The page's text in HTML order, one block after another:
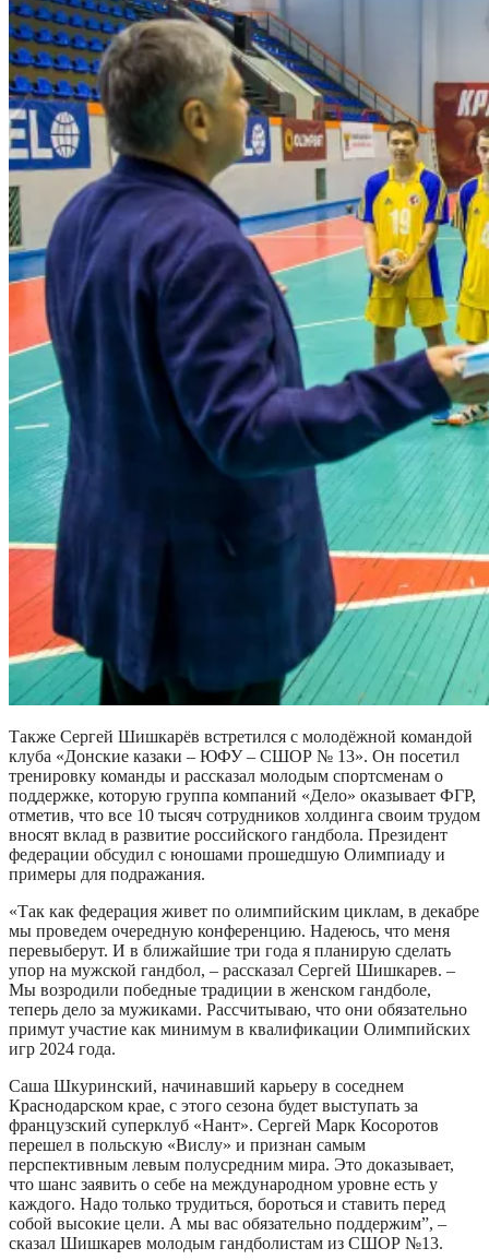
Также Сергей Шишкарёв встретился с молодёжной командой
клуба «Донские казаки – ЮФУ – СШОР № 13». Он посетил
тренировку команды и рассказал молодым спортсменам о
поддержке, которую группа компаний «Дело» оказывает ФГР,
отметив, что все 10 тысяч сотрудников холдинга своим трудом
вносят вклад в развитие российского гандбола. Президент
федерации обсудил с юношами прошедшую Олимпиаду и
примеры для подражания.
«Так как федерация живет по олимпийским циклам, в декабре
мы проведем очередную конференцию. Надеюсь, что меня
перевыберут. И в ближайшие три года я планирую сделать
упор на мужской гандбол, – рассказал Сергей Шишкарев. –
Мы возродили победные традиции в женском гандболе,
теперь дело за мужиками. Рассчитываю, что они обязательно
примут участие как минимум в квалификации Олимпийских
игр 2024 года.
Саша Шкуринский, начинавший карьеру в соседнем
Краснодарском крае, с этого сезона будет выступать за
французский суперклуб «Нант». Сергей Марк Косоротов
перешел в польскую «Вислу» и признан самым
перспективным левым полусредним мира. Это доказывает,
что шанс заявить о себе на международном уровне есть у
каждого. Надо только трудиться, бороться и ставить перед
собой высокие цели. А мы вас обязательно поддержим”, –
сказал Шишкарев молодым гандболистам из СШОР №13.